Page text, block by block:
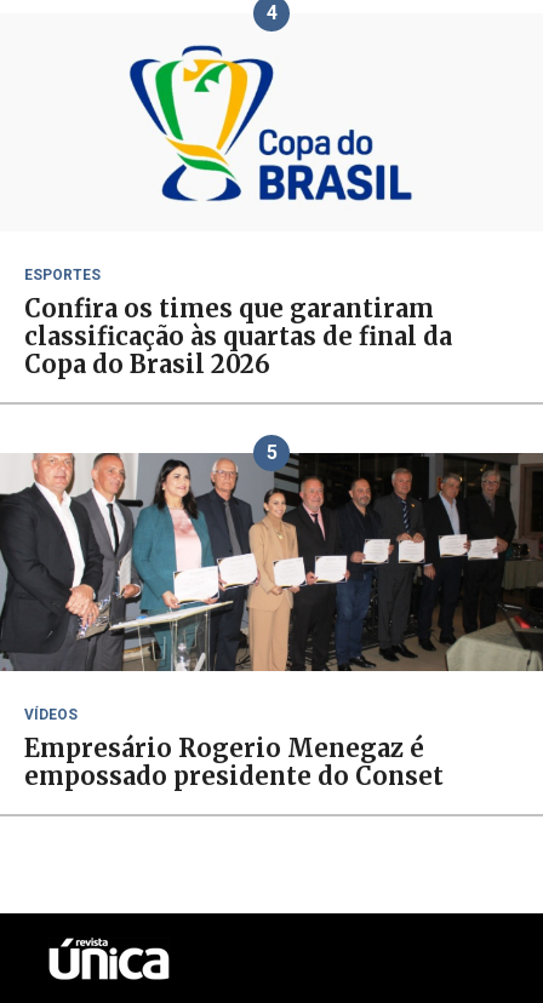
4
ESPORTES
Confira os times que garantiram
classificação às quartas de final da
Copa do Brasil 2026
5
VÍDEOS
Empresário Rogerio Menegaz é
empossado presidente do Conset